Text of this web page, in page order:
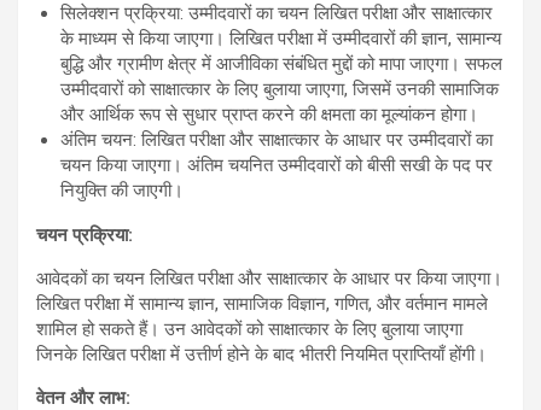
सिलेक्शन प्रक्रिया: उम्मीदवारों का चयन लिखित परीक्षा और साक्षात्कार
के माध्यम से किया जाएगा। लिखित परीक्षा में उम्मीदवारों की ज्ञान, सामान्य
बुद्धि और ग्रामीण क्षेत्र में आजीविका संबंधित मुद्दों को मापा जाएगा। सफल
उम्मीदवारों को साक्षात्कार के लिए बुलाया जाएगा, जिसमें उनकी सामाजिक
और आर्थिक रूप से सुधार प्राप्त करने की क्षमता का मूल्यांकन होगा।
अंतिम चयन: लिखित परीक्षा और साक्षात्कार के आधार पर उम्मीदवारों का
चयन किया जाएगा। अंतिम चयनित उम्मीदवारों को बीसी सखी के पद पर
नियुक्ति की जाएगी।
चयन प्रक्रिया:
आवेदकों का चयन लिखित परीक्षा और साक्षात्कार के आधार पर किया जाएगा।
लिखित परीक्षा में सामान्य ज्ञान, सामाजिक विज्ञान, गणित, और वर्तमान मामले
शामिल हो सकते हैं। उन आवेदकों को साक्षात्कार के लिए बुलाया जाएगा
जिनके लिखित परीक्षा में उत्तीर्ण होने के बाद भीतरी नियमित प्राप्तियाँ होंगी।
वेतन और लाभ: